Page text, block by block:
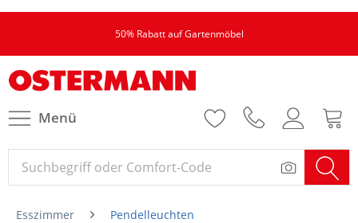
50% Rabatt auf Gartenmöbel
Menü
Esszimmer Pendelleuchten